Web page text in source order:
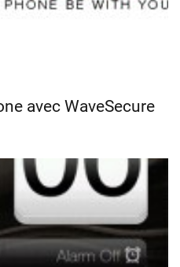
avec WaveSecure